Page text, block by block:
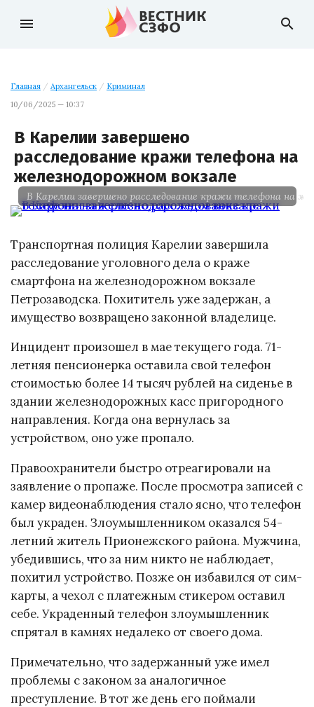
menu search
Главная / Архангельск / Криминал
10/06/2025 — 10:37
В Карелии завершено
расследование кражи телефона на
железнодорожном вокзале
В Карелии завершено расследование кражи телефона на
Транспортная полиция Карелии завершила
расследование уголовного дела о краже
смартфона на железнодорожном вокзале
Петрозаводска. Похититель уже задержан, а
имущество возвращено законной владелице.
Инцидент произошел в мае текущего года. 71-
летняя пенсионерка оставила свой телефон
стоимостью более 14 тысяч рублей на сиденье в
здании железнодорожных касс пригородного
направления. Когда она вернулась за
устройством, оно уже пропало.
Правоохранители быстро отреагировали на
заявление о пропаже. После просмотра записей с
камер видеонаблюдения стало ясно, что телефон
был украден. Злоумышленником оказался 54-
летний житель Прионежского района. Мужчина,
убедившись, что за ним никто не наблюдает,
похитил устройство. Позже он избавился от сим-
карты, а чехол с платежным стикером оставил
себе. Украденный телефон злоумышленник
спрятал в камнях недалеко от своего дома.
Примечательно, что задержанный уже имел
проблемы с законом за аналогичное
преступление. В тот же день его поймали